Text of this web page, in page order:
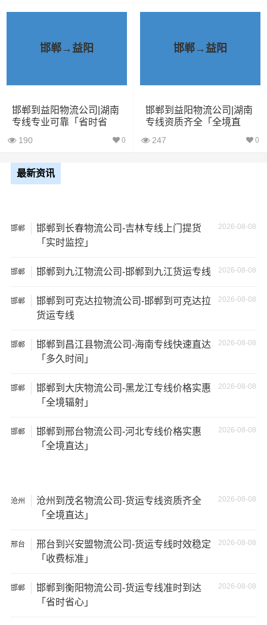
车
6米8货
43立方 6×2.4×2.9
7米6货
17吨
13米货
17米
+箱式
150立
方
货车
方
已发过唐山到益阳
家不靠谱的物流公司，可能会面临以下风险和损失：
1、包裹丢失或损坏：不靠谱的物流公司可能会在运输过程
中丢失或损坏你的包裹，导致你的物品无法送达或受到损
3、服务质量差：不靠谱的物流公司可能会提供劣质的服
等；
如不遵守运输规定、不保障货物安全等；
邯郸→益阳
邯郸到益阳物流公司|湖南
专线专业可靠「省时省
190 0
邯郸→益阳
邯郸到益阳物流公司|湖南
专线资质齐全「全境直
247 0
最新资讯
邯郸 2026-08-08
邯郸到长春物流公司-吉林专线上门提货
「实时监控」
邯郸 2026-08-08
邯郸到九江物流公司-邯郸到九江货运专线
邯郸 2026-08-08
邯郸到可克达拉物流公司-邯郸到可克达拉
货运专线
邯郸 2026-08-08
邯郸到昌江县物流公司-海南专线快速直达
「多久时间」
邯郸 2026-08-08
邯郸到大庆物流公司-黑龙江专线价格实惠
「全境辐射」
邯郸 2026-08-08
邯郸到邢台物流公司-河北专线价格实惠
「全境直达」
沧州 2026-08-08
沧州到茂名物流公司-货运专线资质齐全
「全境直达」
邢台 2026-08-08
邢台到兴安盟物流公司-货运专线时效稳定
「收费标准」
邯郸 2026-08-08
邯郸到衡阳物流公司-货运专线准时到达
「省时省心」